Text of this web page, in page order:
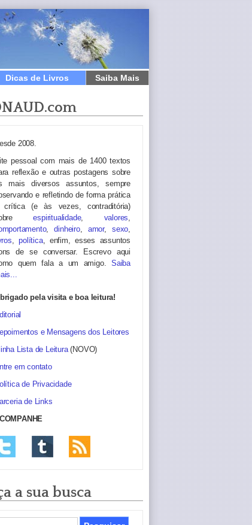
Dicas de Livros Saiba Mais
2008.
pessoal com mais de 1400 textos
reflexão e outras postagens sobre
mais diversos assuntos, sempre
e refletindo de forma prática
crítica (e às vezes, contraditória)
espiritualidade, valores,
,dinheiro, amor, sexo,
,política, enfim, esses assuntos
de se conversar. Escrevo aqui
quem fala a um amigo. Saiba
pela visita e boa leitura!
e Mensagens dos Leitores
Lista de Leitura(NOVO)
em contato
de Privacidade
de Links
a sua busca